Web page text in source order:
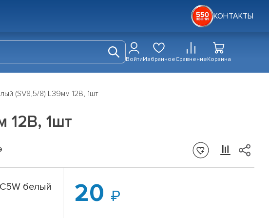
КОНТАКТЫ
ВойтиИзбранноеСравнениеКорзина
(SV8,5/8) L39мм 12В, 1шт
12В, 1шт
белый
20